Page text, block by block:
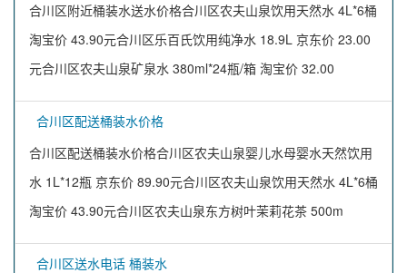
合川区附近桶装水送水价格合川区农夫山泉饮用天然水 4L*6桶
淘宝价 43.90元合川区乐百氏饮用纯净水 18.9L 京东价 23.00
元合川区农夫山泉矿泉水 380ml*24瓶/箱 淘宝价 32.00
合川区配送桶装水价格
合川区配送桶装水价格合川区农夫山泉婴儿水母婴水天然饮用
水 1L*12瓶 京东价 89.90元合川区农夫山泉饮用天然水 4L*6桶
淘宝价 43.90元合川区农夫山泉东方树叶茉莉花茶 500m
合川区送水电话 桶装水